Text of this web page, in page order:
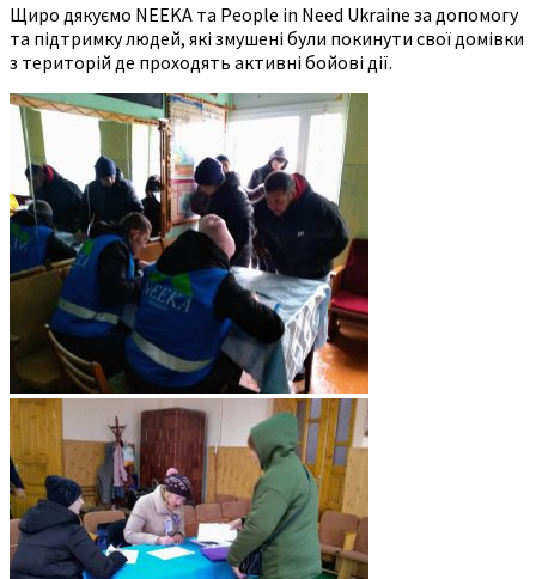
Щиро дякуємо NEEKA та People in Need Ukraine за допомогу
та підтримку людей, які змушені були покинути свої домівки
з територій де проходять активні бойові дії.